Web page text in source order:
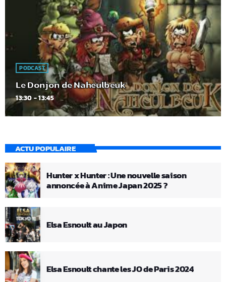
PODCAST
Le Donjon de Naheulbeuk
13:30 - 13:45
ACTU POPULAIRE
Hunter x Hunter : Une nouvelle saison
annoncée à Anime Japan 2025 ?
Elsa Esnoult au Japon
Elsa Esnoult chante les JO de Paris 2024